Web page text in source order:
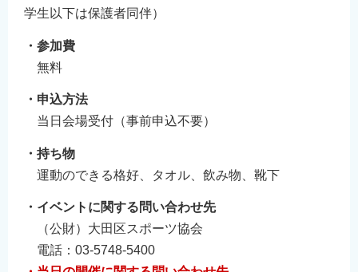
学生以下は保護者同伴）
・参加費
無料
・申込方法
当日会場受付（事前申込不要）
・持ち物
運動のできる格好、タオル、飲み物、靴下
・イベントに関する問い合わせ先
（公財）大田区スポーツ協会
電話：03-5748-5400